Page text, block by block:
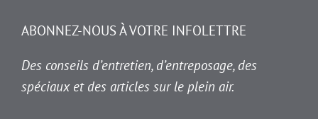
ABONNEZ-NOUS À VOTRE INFOLETTRE
Des conseils d’entretien, d’entreposage, des
spéciaux et des articles sur le plein air.